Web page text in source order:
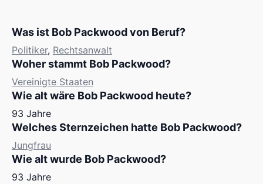
Was ist Bob Packwood von Beruf?
Politiker, Rechtsanwalt
Woher stammt Bob Packwood?
Vereinigte Staaten
Wie alt wäre Bob Packwood heute?
93 Jahre
Welches Sternzeichen hatte Bob Packwood?
Jungfrau
Wie alt wurde Bob Packwood?
93 Jahre